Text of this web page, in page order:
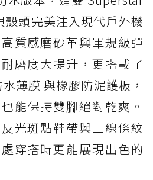
XT-6 GORE-TEX：潮
滑、防水與街頭顏值一次攻
Stinson Evo GTX：越野
TEX 防水與增高神器一次滿
Motion Access：
輕量化工裝健走鞋雨天必備
Motion Access：
輕量化工裝健走鞋雨天必備
殼頭完美注入現代戶外機
質感磨砂革與軍規級彈
磨度大提升，更搭載了
薄膜 與橡膠防泥護板，
能保持雙腳絕對乾爽。
光斑點鞋帶與三線條紋
穿搭時更能展現出色的